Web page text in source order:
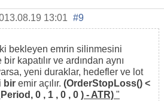
13:01 #9
bekleyen emrin silinmesini
kapatılır ve ardından aynı
yeni duraklar, hedefler ve lot
bir emir açılır. (OrderStopLoss() <
0 , 1 , 0 , 0 ) - ATR) "